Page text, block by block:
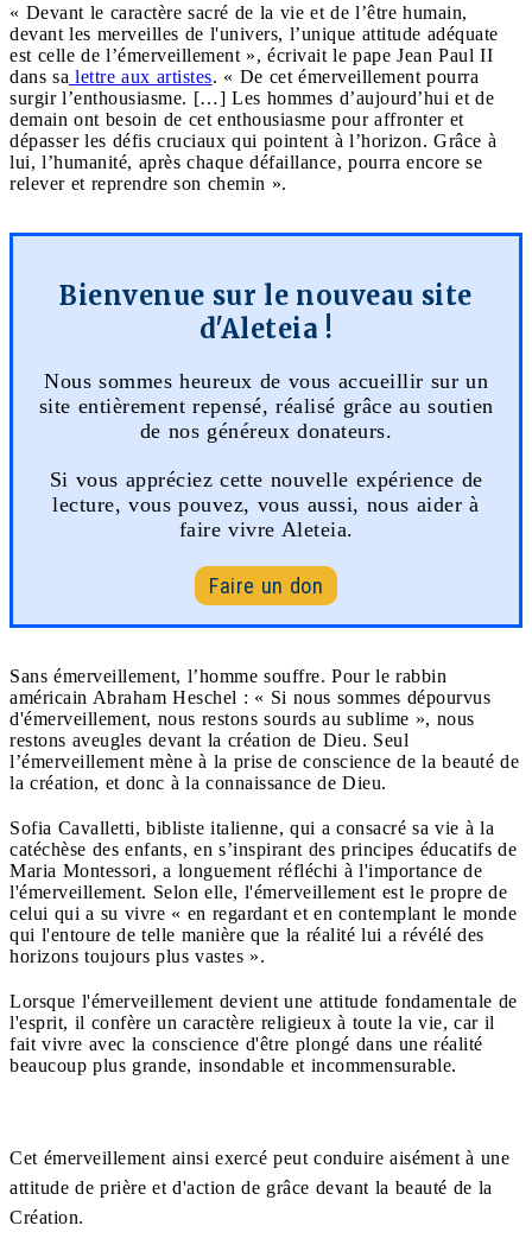
« Devant le caractère sacré de la vie et de l’être humain,
devant les merveilles de l'univers, l’unique attitude adéquate
est celle de l’émerveillement », écrivait le pape Jean Paul II
dans sa lettre aux artistes. « De cet émerveillement pourra
surgir l’enthousiasme. […] Les hommes d’aujourd’hui et de
demain ont besoin de cet enthousiasme pour affronter et
dépasser les défis cruciaux qui pointent à l’horizon. Grâce à
lui, l’humanité, après chaque défaillance, pourra encore se
relever et reprendre son chemin ».
Bienvenue sur le nouveau site
d'Aleteia !
Nous sommes heureux de vous accueillir sur un
site entièrement repensé, réalisé grâce au soutien
de nos généreux donateurs.
Si vous appréciez cette nouvelle expérience de
lecture, vous pouvez, vous aussi, nous aider à
faire vivre Aleteia.
Faire un don
Sans émerveillement, l’homme souffre. Pour le rabbin
américain Abraham Heschel : « Si nous sommes dépourvus
d'émerveillement, nous restons sourds au sublime », nous
restons aveugles devant la création de Dieu. Seul
l’émerveillement mène à la prise de conscience de la beauté de
la création, et donc à la connaissance de Dieu.
Sofia Cavalletti, bibliste italienne, qui a consacré sa vie à la
catéchèse des enfants, en s’inspirant des principes éducatifs de
Maria Montessori, a longuement réfléchi à l'importance de
l'émerveillement. Selon elle, l'émerveillement est le propre de
celui qui a su vivre « en regardant et en contemplant le monde
qui l'entoure de telle manière que la réalité lui a révélé des
horizons toujours plus vastes ».
Lorsque l'émerveillement devient une attitude fondamentale de
l'esprit, il confère un caractère religieux à toute la vie, car il
fait vivre avec la conscience d'être plongé dans une réalité
beaucoup plus grande, insondable et incommensurable.
Cet émerveillement ainsi exercé peut conduire aisément à une
attitude de prière et d'action de grâce devant la beauté de la
Création.